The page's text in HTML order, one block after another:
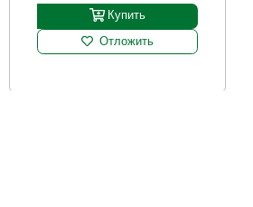
Купить
Отложить